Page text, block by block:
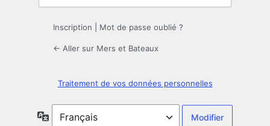
Inscription Mot de passe oublié ?
← Aller sur Mers et Bateaux
Traitement de vos données personnelles
Langue